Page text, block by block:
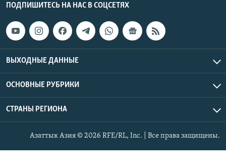
ПОДПИШИТЕСЬ НА НАС В СОЦСЕТЯХ
ВЫХОДНЫЕ ДАННЫЕ
ОСНОВНЫЕ РУБРИКИ
СТРАНЫ РЕГИОНА
Азаттык Азия © 2026 RFE/RL, Inc. | Все права защищены.